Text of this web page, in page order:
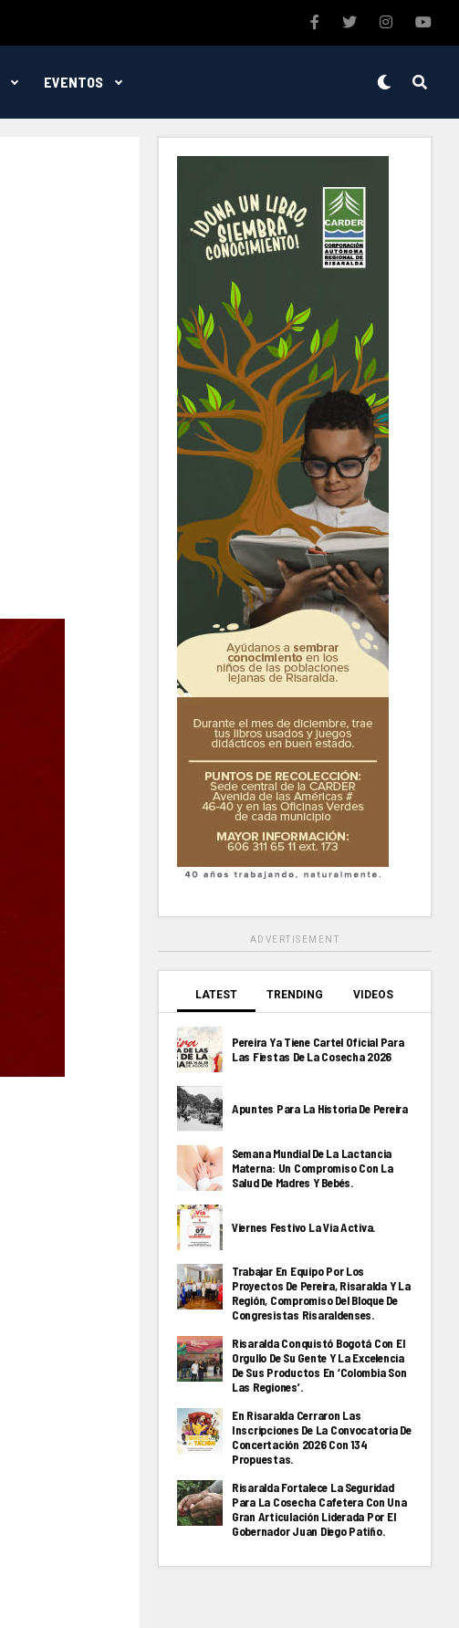
EVENTOS
ADVERTISEMENT
LATEST TRENDING VIDEOS
Pereira Ya Tiene Cartel Oficial Para
Las Fiestas De La Cosecha 2026
Apuntes Para La Historia De Pereira
Semana Mundial De La Lactancia
Materna: Un Compromiso Con La
Salud De Madres Y Bebés.
Viernes Festivo La Via Activa.
Trabajar En Equipo Por Los
Proyectos De Pereira, Risaralda Y La
Región, Compromiso Del Bloque De
Congresistas Risaraldenses.
Risaralda Conquistó Bogotá Con El
Orgullo De Su Gente Y La Excelencia
De Sus Productos En ‘Colombia Son
Las Regiones’.
En Risaralda Cerraron Las
Inscripciones De La Convocatoria De
Concertación 2026 Con 134
Propuestas.
Risaralda Fortalece La Seguridad
Para La Cosecha Cafetera Con Una
Gran Articulación Liderada Por El
Gobernador Juan Diego Patiño.